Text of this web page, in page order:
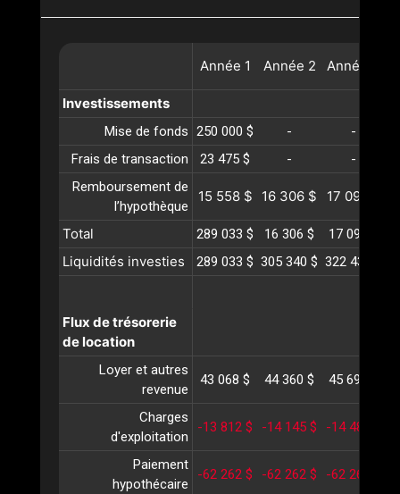
Année 1 Année 2 Année
Investissements
Mise de fonds 250 000 $ -
-
Frais de transaction
23 475 $ -
-
Remboursement de
l’hypothèque
15 558 $ 16 306 $ 17 090 $
Total 289 033 $ 16 306 $ 17 090 $
Liquidités investies 289 033 $ 305 340 $ 322 431 $
Flux de trésorerie
de location
Loyer et autres
revenue
43 068 $ 44 360 $ 45 690 $
Charges
d'exploitation
-13 812 $ -14 145 $ -14 488 $
Paiement
hypothécaire
-62 262 $ -62 262 $ -62 262 $